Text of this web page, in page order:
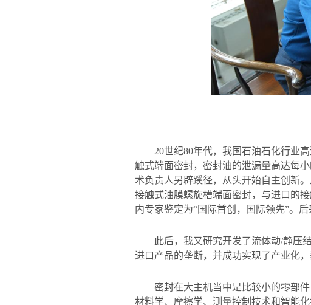
20世纪80年代，我国石油石化行业
触式端面密封，密封油的泄漏量高达每
术负责人另辟蹊径，从头开始自主创新
接触式油膜螺旋槽端面密封，与进口的
内专家鉴定为“国际首创，国际领先”。
此后，我又研究开发了流体动/静压
进口产品的垄断，并成功实现了产业化
密封在大主机当中是比较小的零部
材料学、摩擦学、测量控制技术和智能